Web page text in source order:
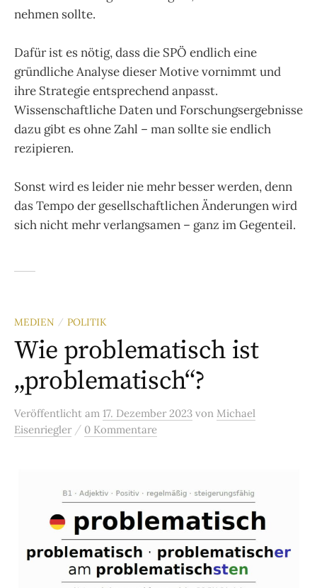
nehmen sollte.
Dafür ist es nötig, dass die SPÖ endlich eine
gründliche Analyse dieser Motive vornimmt und
ihre Strategie entsprechend anpasst.
Wissenschaftliche Daten und Forschungsergebnisse
dazu gibt es ohne Zahl – man sollte sie endlich
rezipieren.
Sonst wird es leider nie mehr besser werden, denn
das Tempo der gesellschaftlichen Änderungen wird
sich nicht mehr verlangsamen – ganz im Gegenteil.
MEDIEN / POLITIK
Wie problematisch ist
„problematisch“?
Veröffentlicht am 17. Dezember 2023 von Michael
Eisenriegler / 0 Kommentare